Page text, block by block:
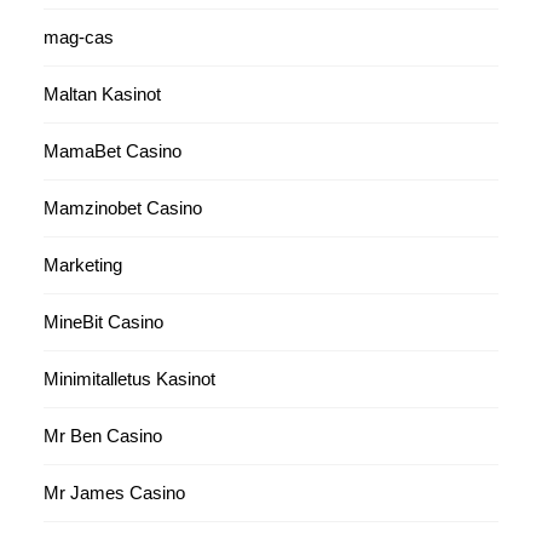
mag-cas
Maltan Kasinot
MamaBet Casino
Mamzinobet Casino
Marketing
MineBit Casino
Minimitalletus Kasinot
Mr Ben Casino
Mr James Casino